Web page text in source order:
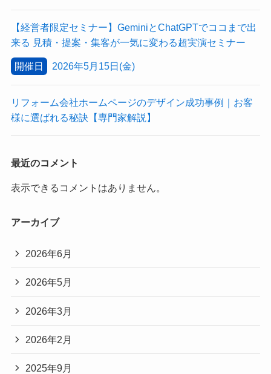
【経営者限定セミナー】GeminiとChatGPTでココまで出
来る 見積・提案・集客が一気に変わる超実演セミナー
開催日 2026年5月15日(金)
リフォーム会社ホームページのデザイン成功事例｜お客
様に選ばれる秘訣【専門家解説】
最近のコメント
表示できるコメントはありません。
アーカイブ
2026年6月
2026年5月
2026年3月
2026年2月
2025年9月